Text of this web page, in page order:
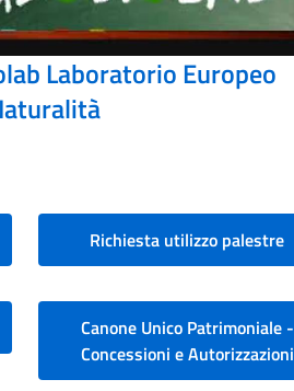
Laboratorio Europeo
Richiesta utilizzo palestre
Canone Unico Patrimoniale -
Concessioni e Autorizzazioni